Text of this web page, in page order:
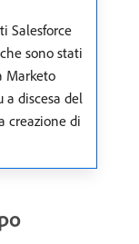
Salesforce
sono stati
Marketo
discesa del
creazione di